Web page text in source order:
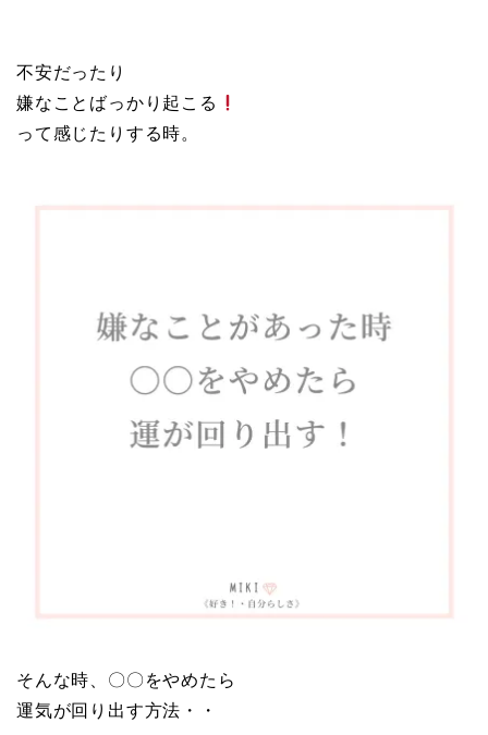
不安だったり
嫌なことばっかり起こる
って感じたりする時。
そんな時、〇〇をやめたら
運気が回り出す方法・・